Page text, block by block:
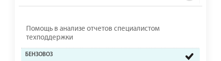
Помощь в анализе отчетов специалистом
техподдержки